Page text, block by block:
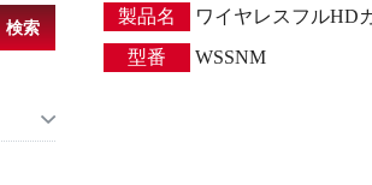
製品名
ワイヤレスフルHD
型番
WSSNM